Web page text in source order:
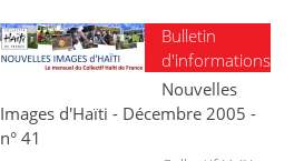
Bulletin
d'informations
Nouvelles
Images d'Haïti - Décembre 2005 -
n° 41